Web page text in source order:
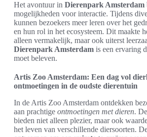
Het avontuur in Dierenpark Amsterdam
mogelijkheden voor interactie. Tijdens
kunnen bezoekers meer leren over het
en hun rol in het ecosysteem. Dit maakte
alleen vermakelijk, maar ook uiterst
Dierenpark Amsterdam is een ervaring
moet beleven.
Artis Zoo Amsterdam: Een dag vol
ontmoetingen in de oudste dierentuin
In de Artis Zoo Amsterdam ontdekken
aan prachtige ontmoetingen met dieren.
bieden niet alleen plezier, maar ook
het leven van verschillende diersoorten.